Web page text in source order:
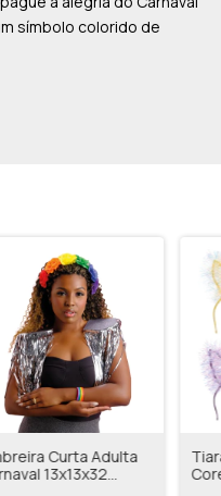
símbolo colorido de
Curta Adulta
13x13x32